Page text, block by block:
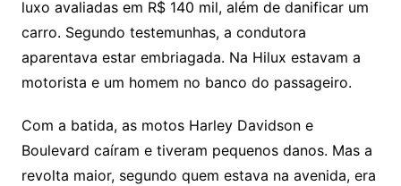
luxo avaliadas em R$ 140 mil, além de danificar um
carro. Segundo testemunhas, a condutora
aparentava estar embriagada. Na Hilux estavam a
motorista e um homem no banco do passageiro.
Com a batida, as motos Harley Davidson e
Boulevard caíram e tiveram pequenos danos. Mas a
revolta maior, segundo quem estava na avenida, era